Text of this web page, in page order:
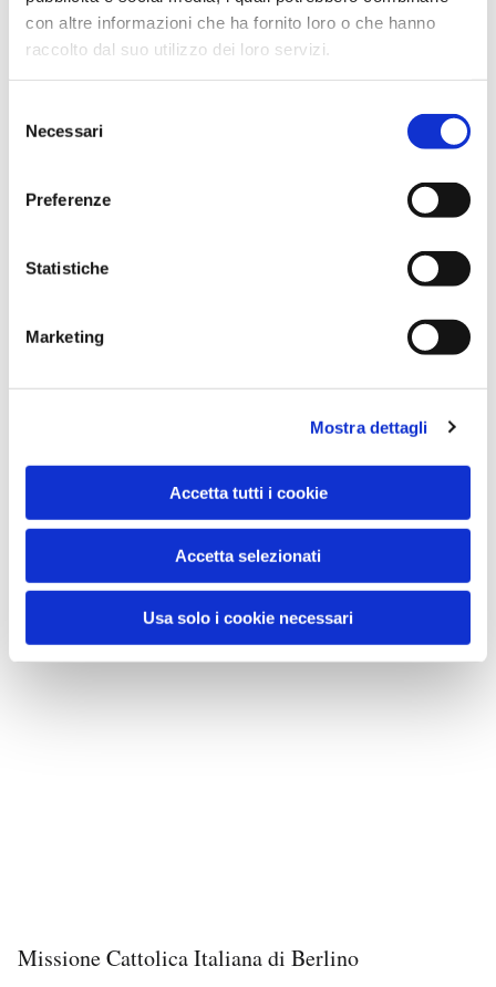
con altre informazioni che ha fornito loro o che hanno
raccolto dal suo utilizzo dei loro servizi.
delNecessari
Preferenze
Statistiche
Marketing
Mostra dettagli
Accetta tutti i cookie
Accetta selezionati
Usa solo i cookie necessari
Missione Cattolica Italiana di Berlino